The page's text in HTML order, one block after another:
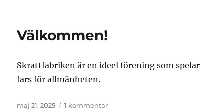
Välkommen!
Skrattfabriken är en ideel förening som spelar
fars för allmänheten.
Publicerat
maj 21, 2025 1 kommentartill